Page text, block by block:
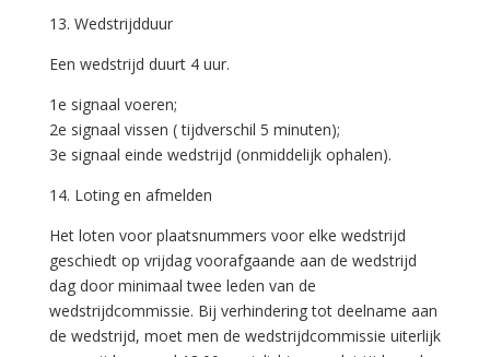
13. Wedstrijdduur
Een wedstrijd duurt 4 uur.
1e signaal voeren;
2e signaal vissen ( tijdverschil 5 minuten);
3e signaal einde wedstrijd (onmiddelijk ophalen).
14. Loting en afmelden
Het loten voor plaatsnummers voor elke wedstrijd
geschiedt op vrijdag voorafgaande aan de wedstrijd
dag door minimaal twee leden van de
wedstrijdcommissie. Bij verhindering tot deelname aan
de wedstrijd, moet men de wedstrijdcommissie uiterlijk